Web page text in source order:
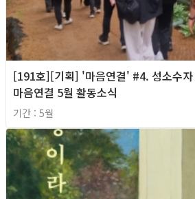
[191호][기획] '마음연결' #4. 성소수자
마음연결 5월 활동소식
기간 : 5월